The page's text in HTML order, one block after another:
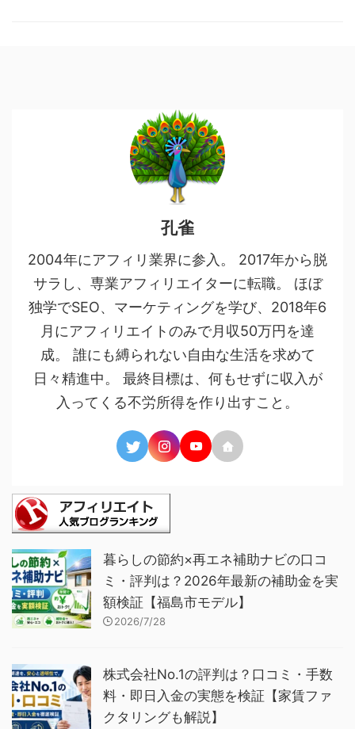
孔雀
2004年にアフィリ業界に参入。 2017年から脱
サラし、専業アフィリエイターに転職。 ほぼ
独学でSEO、マーケティングを学び、2018年6
月にアフィリエイトのみで月収50万円を達
成。 誰にも縛られない自由な生活を求めて
日々精進中。 最終目標は、何もせずに収入が
入ってくる不労所得を作り出すこと。
暮らしの節約×再エネ補助ナビの口コ
ミ・評判は？2026年最新の補助金を実
額検証【福島市モデル】
2026/7/28
株式会社No.1の評判は？口コミ・手数
料・即日入金の実態を検証【家賃ファ
クタリングも解説】